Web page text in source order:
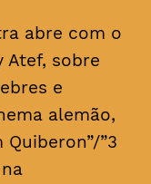
abre com o
Atef, sobre
e
alemão,
Quiberon”/”3